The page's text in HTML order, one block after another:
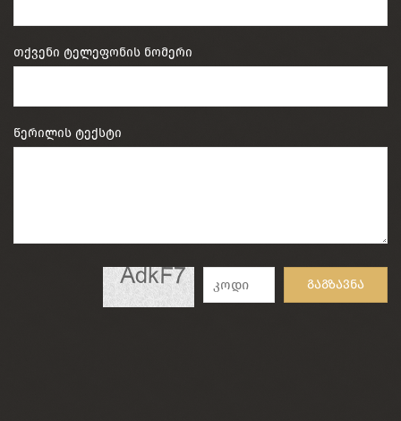
თქვენი ტელეფონის ნომერი
წერილის ტექსტი
გაგზავნა